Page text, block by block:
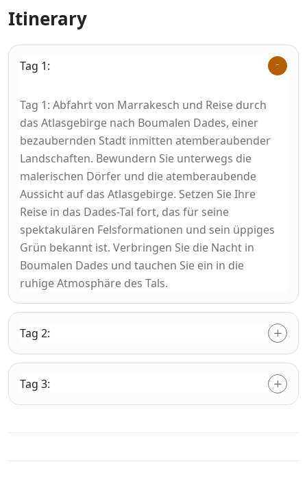
Itinerary
Tag 1:
Tag 1: Abfahrt von Marrakesch und Reise durch
das Atlasgebirge nach Boumalen Dades, einer
bezaubernden Stadt inmitten atemberaubender
Landschaften. Bewundern Sie unterwegs die
malerischen Dörfer und die atemberaubende
Aussicht auf das Atlasgebirge. Setzen Sie Ihre
Reise in das Dades-Tal fort, das für seine
spektakulären Felsformationen und sein üppiges
Grün bekannt ist. Verbringen Sie die Nacht in
Boumalen Dades und tauchen Sie ein in die
ruhige Atmosphäre des Tals.
Tag 2:
Tag 3: